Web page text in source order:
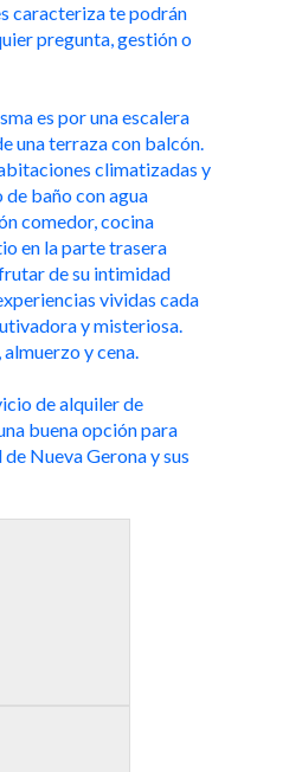
caracteriza te podrán
pregunta, gestión o
es por una escalera
una terraza con balcón.
climatizadas y
baño con agua
comedor, cocina
en la parte trasera
de su intimidad
vividas cada
y misteriosa.
y cena.
de alquiler de
buena opción para
Nueva Gerona y sus